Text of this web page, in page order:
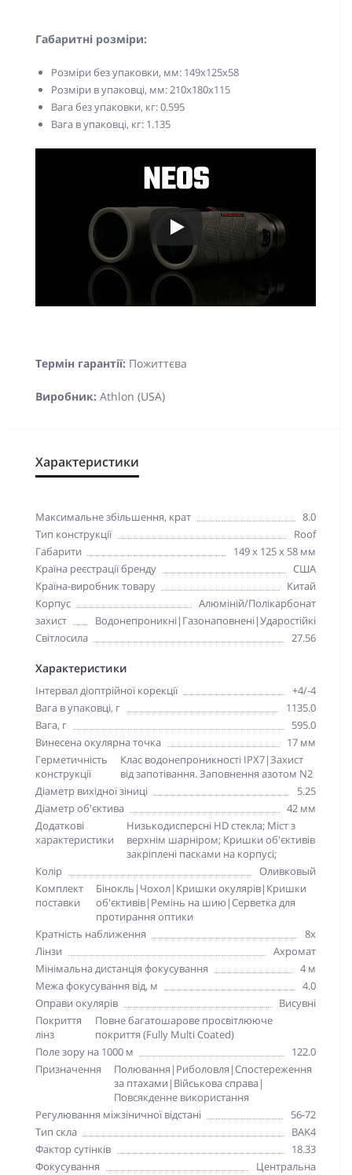
Габаритні розміри:
Розміри без упаковки, мм: 149x125х58
Розміри в упаковці, мм: 210x180х115
Вага без упаковки, кг: 0.595
Вага в упаковці, кг: 1.135
Термін гарантії: Пожиттєва
Виробник: Athlon (USA)
Характеристики
Максимальне збільшення, крат
8.0
Тип конструкції
Roof
Габарити
149 x 125 x 58 мм
Країна реєстрації бренду
США
Країна-виробник товару
Китай
Корпус
Алюміній/Полікарбонат
захист
Водонепроникні|Газонаповнені|Ударостійкі
Світлосила
27.56
Характеристики
Інтервал діоптрійної корекції
+4/-4
Вага в упаковці, г
1135.0
Вага, г
595.0
Винесена окулярна точка
17 мм
Герметичність
конструкції
Клас водонепроникності IPX7|Захист
від запотівання. Заповнення азотом N2
Діаметр вихідної зіниці
5.25
Діаметр об'єктива
42 мм
Додаткові
характеристики
Низькодисперсні HD стекла; Міст з
верхнім шарніром; Кришки об'єктивів
закріплені пасками на корпусі;
Колір
Оливковый
Комплект
поставки
Бінокль|Чохол|Кришки окулярів|Кришки
об'єктивів|Ремінь на шию|Серветка для
протирання оптики
Кратність наближення
8x
Лінзи
Ахромат
Мінімальна дистанція фокусування
4 м
Межа фокусування від, м
4.0
Оправи окулярів
Висувні
Покриття
лінз
Повне багатошарове просвітлююче
покриття (Fully Multi Coated)
Поле зору на 1000 м
122.0
Призначення
Полювання|Риболовля|Спостереження
за птахами|Військова справа|
Повсякденне використання
Регулювання міжзіничної відстані
56-72
Тип скла
BAK4
Фактор сутінків
18.33
Фокусування
Центральна